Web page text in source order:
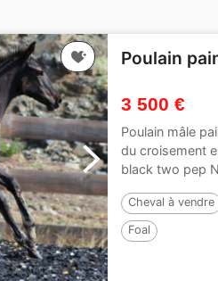
Poulain
3 500 €
Poulain mâle
du croisement
black two pep
Cheval à vendre
Foal